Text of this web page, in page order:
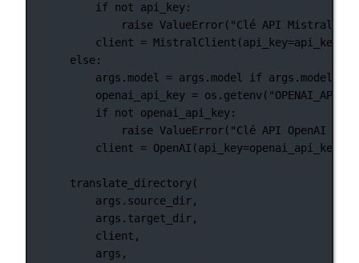
if
not api_key:
raise ValueError( "Clé API Mistral
client = MistralClient(api_key=api_key)
else:
args.model = args.model if args.model
openai_api_key = os.getenv(
if
not openai_api_key:
raise ValueError( "Clé API OpenAI
client = OpenAI(api_key=openai_api_key)
translate_directory(
args.source_dir,
args.target_dir,
client,
args,